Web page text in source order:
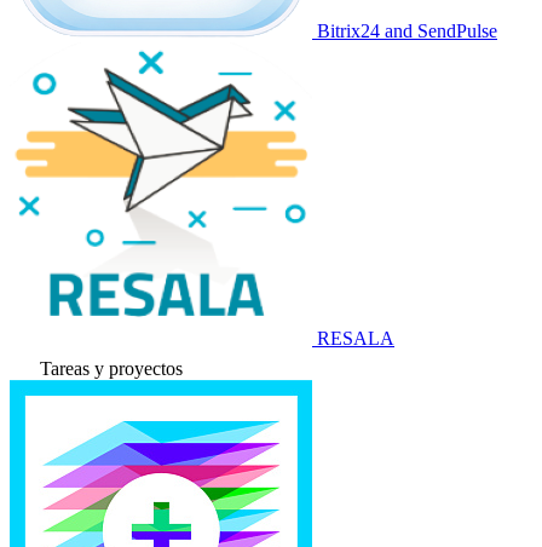
Bitrix24 and SendPulse
RESALA
Tareas y proyectos